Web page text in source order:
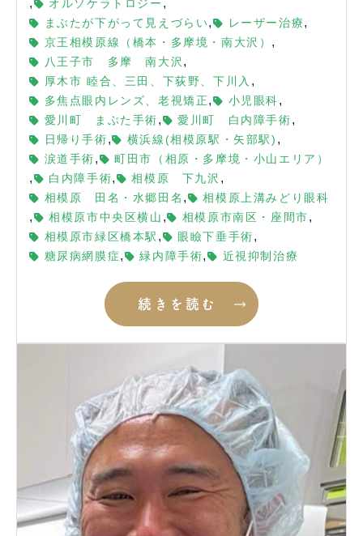
, オルソケラトロジー ,
まぶたが下がって見えづらい, レーザー治療 ,
京王相模原線（橋本・多摩境・南大沢） ,
八王子市 多摩 南大沢 ,
厚木市 睦合、三田、下荻野、下川入 ,
多焦点眼内レンズ、老視矯正 , 小児眼科 ,
愛川町 まぶた手術 , 愛川町 白内障手術 ,
日帰り手術 , 横浜線(相模原駅・矢部駅) ,
涙道手術 , 町田市（相原・多摩境・小山エリア）
, 白内障手術, 相模原 下九沢 ,
相模原 田名・水郷田名 , 相模原上溝みどり眼科
, 相模原市中央区横山 , 相模原市南区・座間市 ,
相模原市緑区橋本駅 , 眼瞼下垂手術 ,
糖尿病網膜症 , 緑内障手術, 近視抑制治療
続きを読む